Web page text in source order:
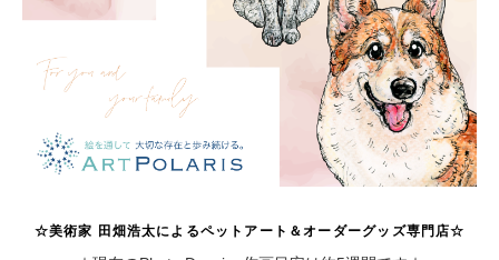
☆美術家 田畑浩太によるペットアート＆オーダーグッズ専門店☆